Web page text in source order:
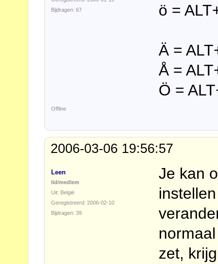
Bijdragen: 67
ö =
Ä =
Å =
Ö =
Offline
2006-03-06 19:56:57
Leen
lid/medlem
Uit: België
Geregistreerd: 2006-02-10
Bijdragen: 39
Je kan
zet,